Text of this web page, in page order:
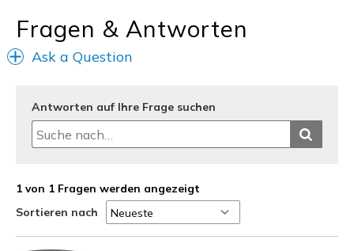
Fragen & Antworten
Ask a Question
Antworten auf Ihre Frage suchen
1 von 1 Fragen werden angezeigt
Sortieren nach